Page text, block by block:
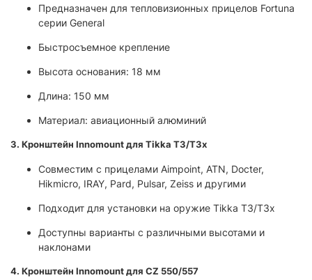
Предназначен для тепловизионных прицелов Fortuna
серии General
Быстросъемное крепление
Высота основания: 18 мм
Длина: 150 мм
Материал: авиационный алюминий
3. Кронштейн Innomount для Tikka T3/T3x
Совместим с прицелами Aimpoint, ATN, Docter,
Hikmicro, IRAY, Pard, Pulsar, Zeiss и другими
Подходит для установки на оружие Tikka T3/T3x
Доступны варианты с различными высотами и
наклонами
4. Кронштейн Innomount для CZ 550/557